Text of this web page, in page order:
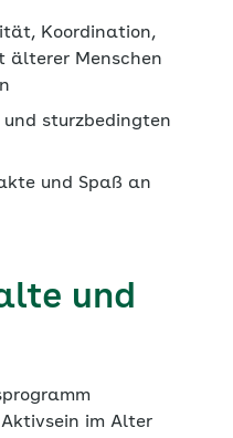
Koordination,
älterer Menschen
und sturzbedingten
und Spaß an
und
im Alter